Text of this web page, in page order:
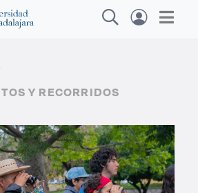
y noticias
|
Y RECORRIDOS